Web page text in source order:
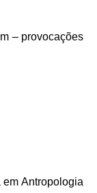
– provocações
em Antropologia